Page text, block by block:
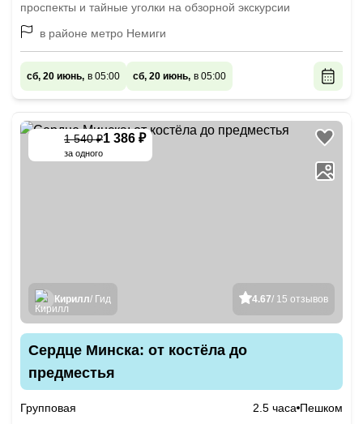
проспекты и тайные уголки на обзорной экскурсии
в районе метро Немиги
сб, 20 июнь, в 05:00 сб, 20 июнь, в 05:00
1 540 ₽1 386 ₽
за одного
4.67/ 15 отзывов
Кирилл/ Гид
Сердце Минска: от костёла до
предместья
Групповая 2.5 часа Пешком